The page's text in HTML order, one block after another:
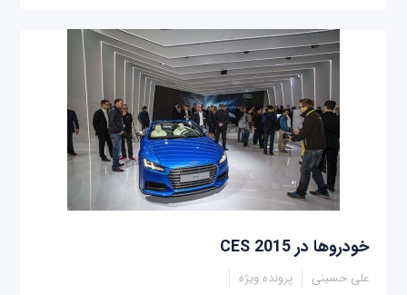
خودروها در CES 2015
علی حسینی پرونده ویژه